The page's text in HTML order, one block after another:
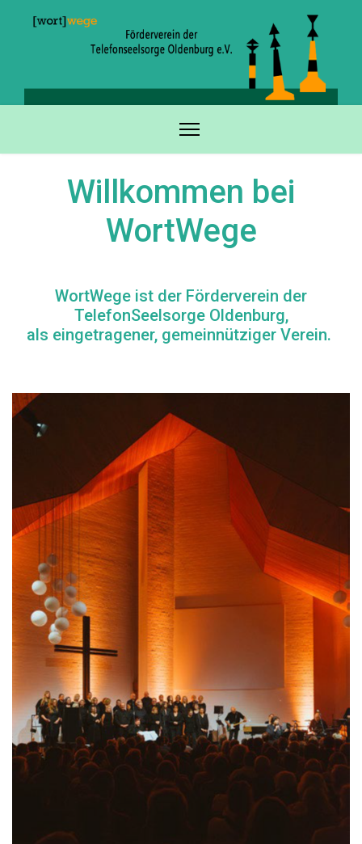
Willkommen bei
WortWege
WortWege ist der Förderverein der
TelefonSeelsorge Oldenburg,
als eingetragener, gemeinnütziger Verein.